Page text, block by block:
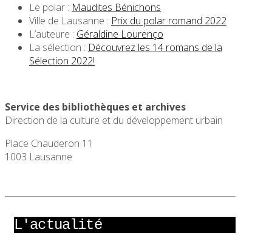
Le polar : Maudites Bénichons
Ville de Lausanne : Prix du polar romand 2022
L’auteure : Géraldine Lourenço
La sélection : Découvrez les 14 romans de la
Sélection 2022!
Service des bibliothèques et archives
Direction de la culture et du développement urbain
Place Chauderon 11
1003 Lausanne
L'actualité